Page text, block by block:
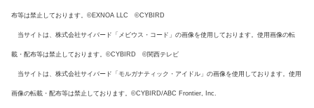
布等は禁止しております。©EXNOA LLC ©CYBIRD
当サイトは、株式会社サイバード「メビウス・コード」の画像を使用しております。使用画像の転
載・配布等は禁止しております。©CYBIRD ©関西テレビ
当サイトは、株式会社サイバード「モルガナティック・アイドル」の画像を使用しております。使用
画像の転載・配布等は禁止しております。©CYBIRD/ABC Frontier, Inc.